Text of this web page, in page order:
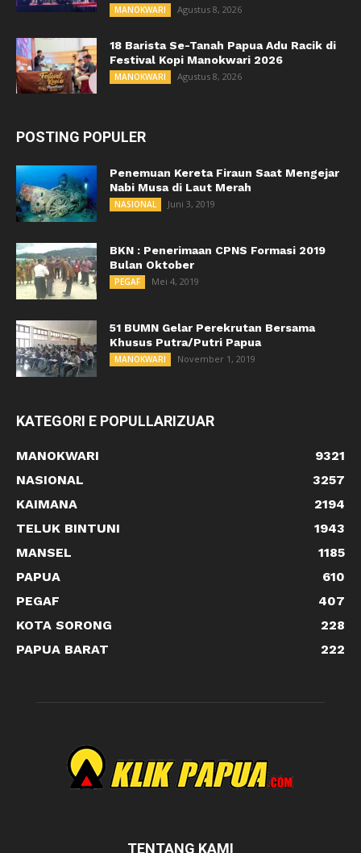
MANOKWARI Agustus 8, 2026
18 Barista Se-Tanah Papua Adu Racik di
Festival Kopi Manokwari 2026
MANOKWARI Agustus 8, 2026
POSTING POPULER
Penemuan Kereta Firaun Saat Mengejar
Nabi Musa di Laut Merah
NASIONAL Juni 3, 2019
BKN : Penerimaan CPNS Formasi 2019
Bulan Oktober
PEGAF Mei 4, 2019
51 BUMN Gelar Perekrutan Bersama
Khusus Putra/Putri Papua
MANOKWARI November 1, 2019
KATEGORI E POPULLARIZUAR
MANOKWARI
9321
NASIONAL
3257
KAIMANA
2194
TELUK BINTUNI
1943
MANSEL
1185
PAPUA
610
PEGAF
407
KOTA SORONG
228
PAPUA BARAT
222
TENTANG KAMI